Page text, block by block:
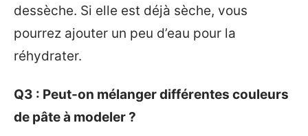
dessèche. Si elle est déjà sèche, vous
pourrez ajouter un peu d’eau pour la
réhydrater.
Q3 : Peut-on mélanger différentes couleurs
de pâte à modeler ?